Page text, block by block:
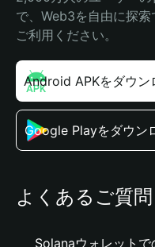
で、Web3を自由に探
ご利用ください。
Android APKをダウン
Google Playをダウン
よくあるご質問
Solanaウォレットで